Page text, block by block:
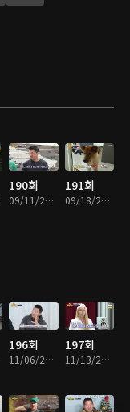
190회
09/11/2023 • 1시간 1분
191회
09/18/2023 • 1시간 1분
196회
11/06/2023 • 1시간 1분
197회
11/13/2023 • 1시간 1분